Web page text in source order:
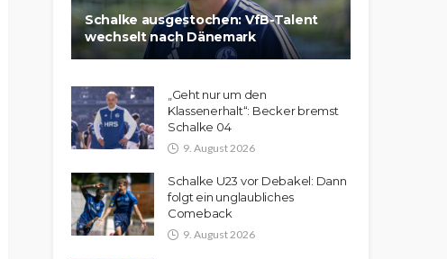
Schalke ausgestochen: VfB-Talent
wechselt nach Dänemark
„Geht nur um den
Klassenerhalt“: Becker bremst
Schalke 04
9. August 2026
Schalke U23 vor Debakel: Dann
folgt ein unglaubliches
Comeback
9. August 2026